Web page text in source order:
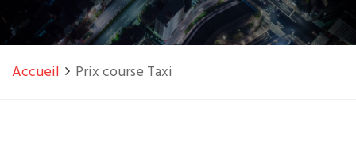
Accueil Prix course Taxi